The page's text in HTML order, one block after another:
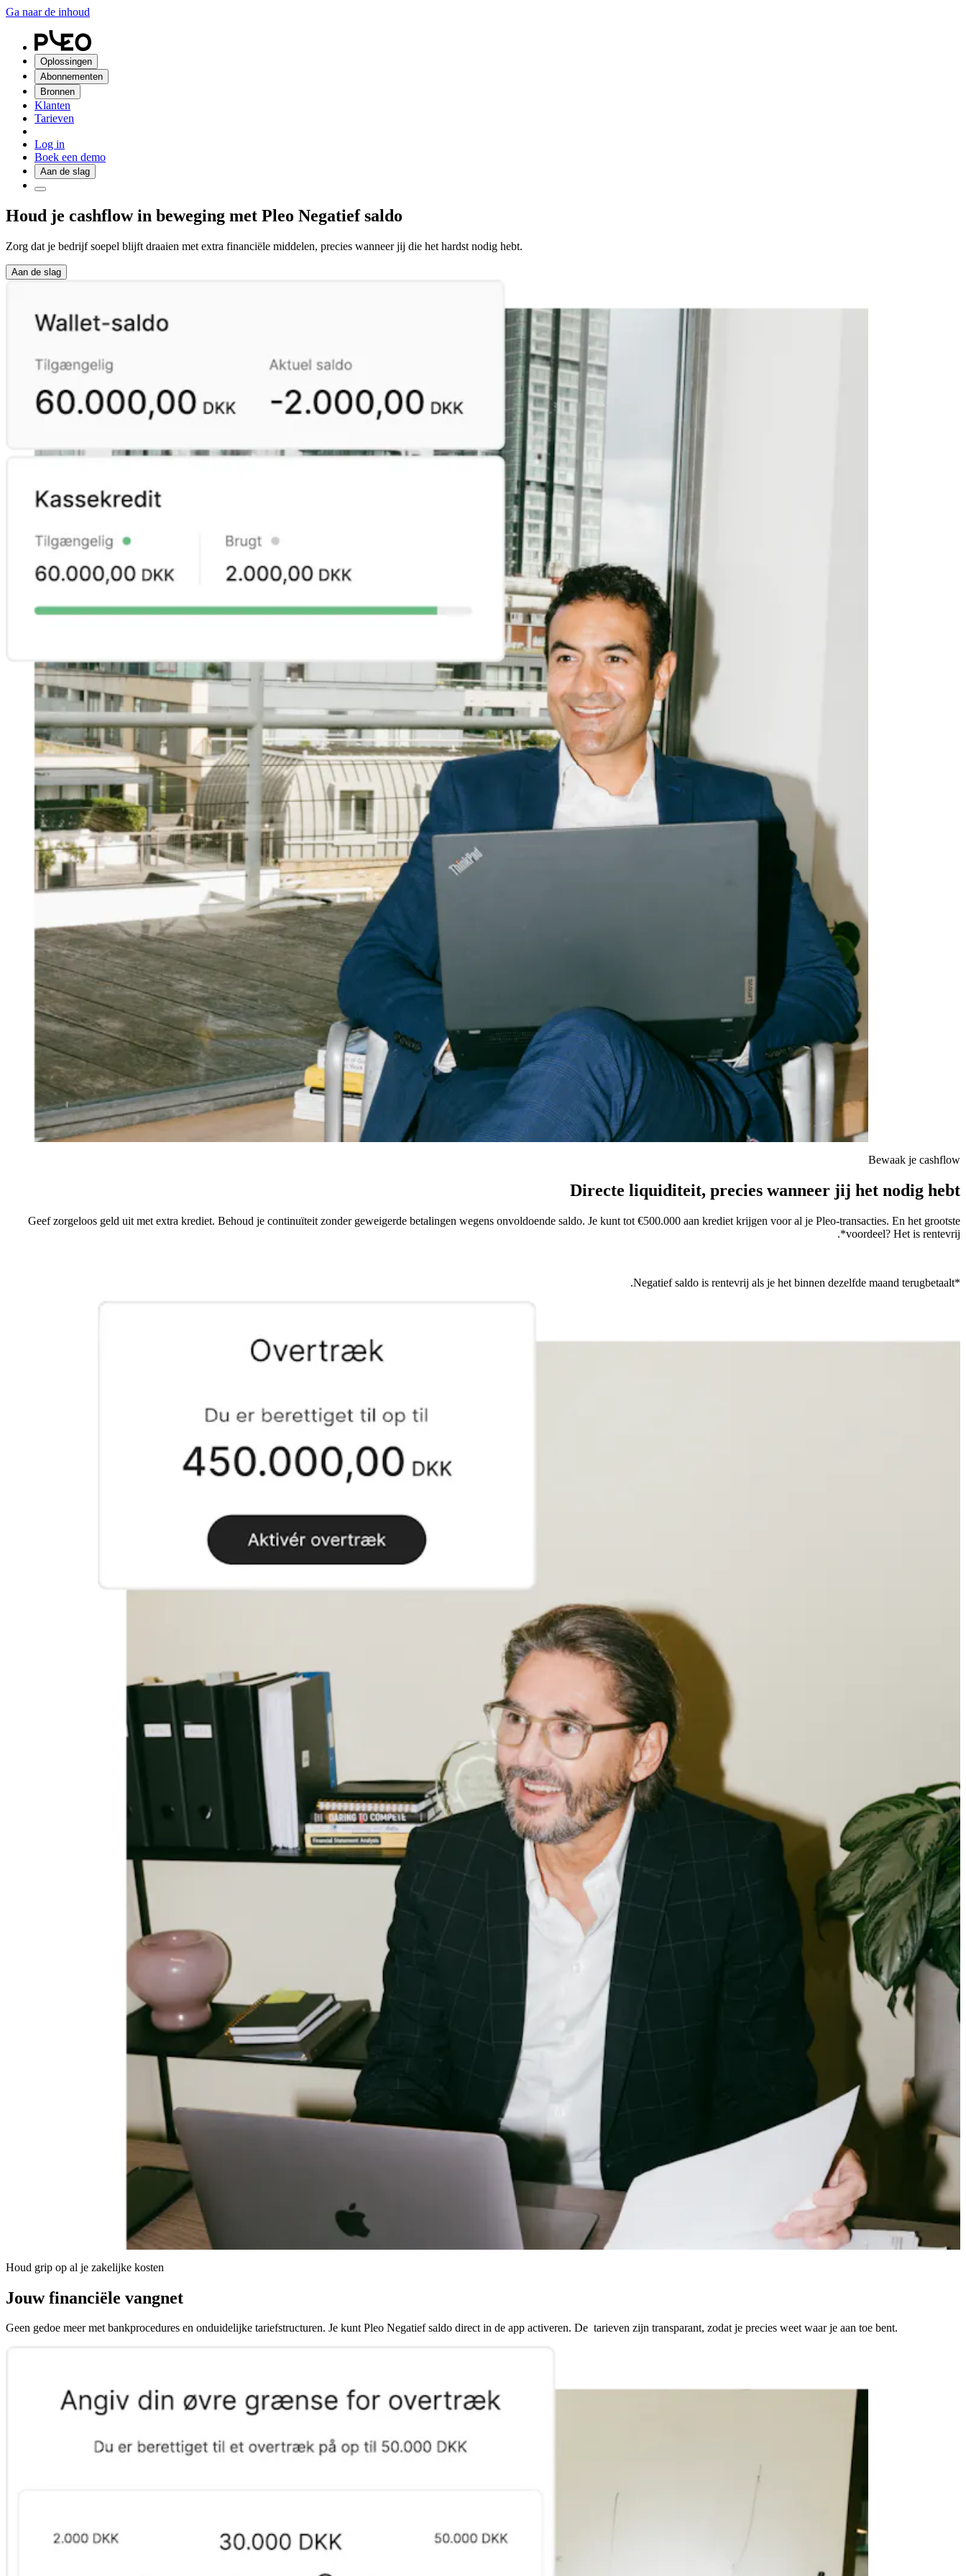
Ga naar de inhoud
Oplossingen
Abonnementen
Bronnen
Klanten
Tarieven
Log in
Boek een demo
Aan de slag
Houd je cashflow in beweging met Pleo Negatief saldo
Zorg dat je bedrijf soepel blijft draaien met extra financiële middelen, precies wanneer jij die het hardst nodig hebt.
Aan de slag
Bewaak je cashflow
Directe liquiditeit, precies wanneer jij het nodig hebt
Geef zorgeloos geld uit met extra krediet. Behoud je continuïteit zonder geweigerde betalingen wegens onvoldoende saldo. Je kunt tot €500.000 aan krediet krijgen voor al je Pleo-transacties. En het grootste
voordeel? Het is rentevrij*.
*Negatief saldo is rentevrij als je het binnen dezelfde maand terugbetaalt.
Houd grip op al je zakelijke kosten
Jouw financiële vangnet
Geen gedoe meer met bankprocedures en onduidelijke tariefstructuren. Je kunt Pleo Negatief saldo direct in de app activeren. De tarieven zijn transparant, zodat je precies weet waar je aan toe bent.